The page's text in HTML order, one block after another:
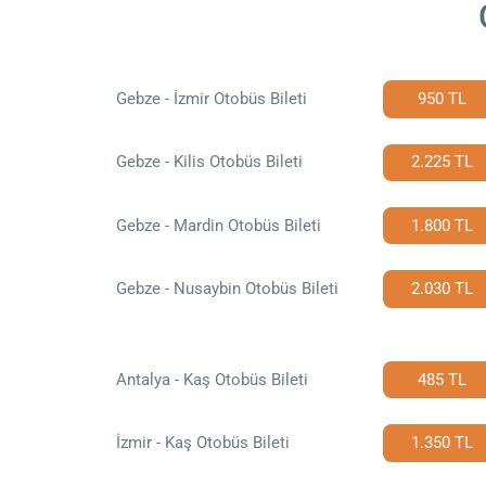
Gebze - İzmir Otobüs Bileti 950 TL
Gebze - Kilis Otobüs Bileti 2.225 TL
Gebze - Mardin Otobüs Bileti 1.800 TL
Gebze - Nusaybin Otobüs Bileti 2.030 TL
Antalya - Kaş Otobüs Bileti 485 TL
İzmir - Kaş Otobüs Bileti 1.350 TL